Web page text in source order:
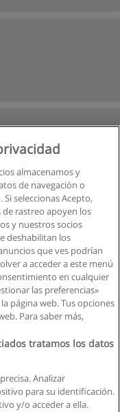
almacenamos y
de navegación o
seleccionas Acepto,
rastreo apoyen los
y nuestros socios
deshabilitan los
que ves podrían
a acceder a este menú
en cualquier
las preferencias»
página web. Tus opciones
Para saber más,
tratamos los datos
Analizar
para su identificación.
y/o acceder a ella.